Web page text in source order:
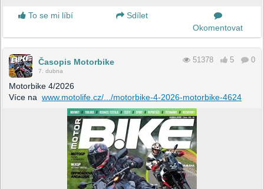
To se mi líbí
Sdílet
Okomentovat
Časopis Motorbike
7. dubna
51378 5 0
Motorbike 4/2026
Více na www.motolife.cz/.../motorbike-4-2026-motorbike-4624